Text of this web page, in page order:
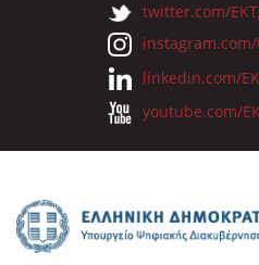
twitter.com/
instagram.com/
linkedin.com/
youtube.com/